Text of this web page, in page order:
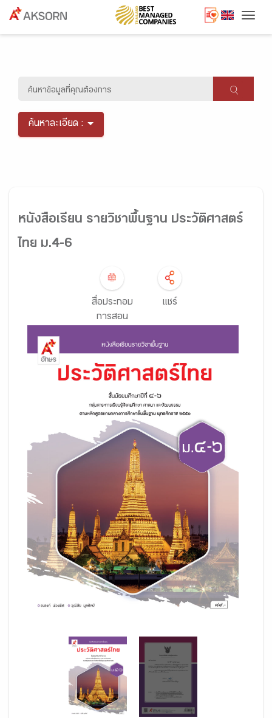
ค้นหาละเอียด :
หนังสือเรียน รายวิชาพื้นฐาน ประวัติศาสตร์
ไทย ม.4-6
สื่อประกอบ
การสอน
แชร์